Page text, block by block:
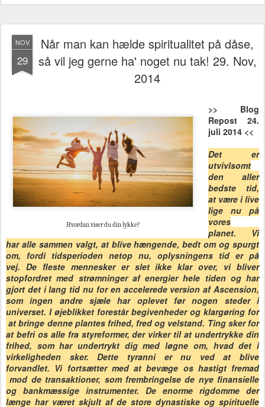
NOV
29
Når man kan hælde spiritualitet på dåse,
så vil jeg gerne ha' noget nu tak! 29. Nov,
2014
Hvordan viser du din lykke?
>> Blog
Repost 24.
juli 2014 <<
Det er
utvivlsomt
den aller
bedste tid,
at være i live
lige nu på
vores
planet. Vi
har alle sammen valgt, at blive hængende, bedt om og spurgt
om, fordi tidsperioden netop nu, oplysningens tid er på
vej. De fleste mennesker er slet ikke klar over, vi bliver
stopfordret med strømninger af energier hele tiden og har
gjort det i lang tid nu for en accelerede version af Ascension,
som ingen andre sjæle har oplevet før nogen steder i
universet. I øjeblikket forestår begivenheder og klargøring for
at bringe denne plantes frihed, fred og velstand. Ting sker for
at befri os alle fra styreformer, der virker til at undertrykke din
frihed, som har undertrykt dig med løgne om, hvad det i
virkeligheden sker. Dette tyranni er nu ved at blive
forvandlet. Vi fortsætter med at bevæge os hastigt fremad
mod de transaktioner, som frembringelse de nye finansielle
og bankmæssige instrumenter. De enorme rigdomme der
længe har været skjult af de store dynastiske og spirituelle